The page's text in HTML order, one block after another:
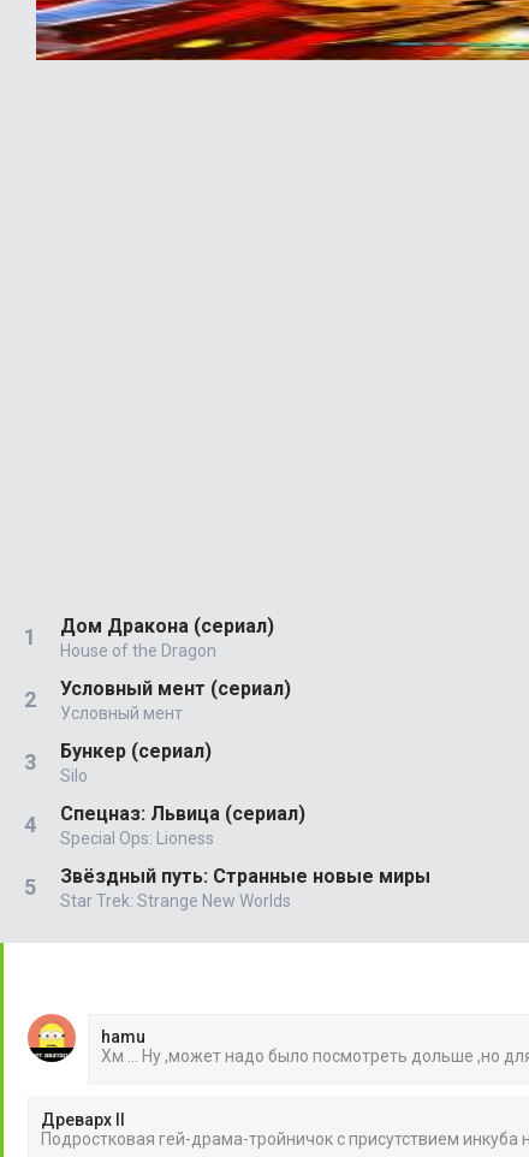
Дом Дракона (сериал)
House of the Dragon
Условный мент (сериал)
Условный мент
Бункер (сериал)
Silo
Спецназ: Львица (сериал)
Special Ops: Lioness
Звёздный путь: Странные новые миры
Star Trek: Strange New Worlds
hamu
Хм ... Ну ,может надо было посмотреть дольше ,но
Древарх II
Подростковая гей-драма-тройничок с присутствием инкуба